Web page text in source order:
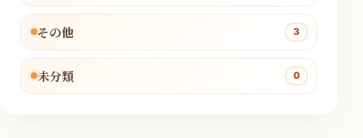
その他 3
未分類 0